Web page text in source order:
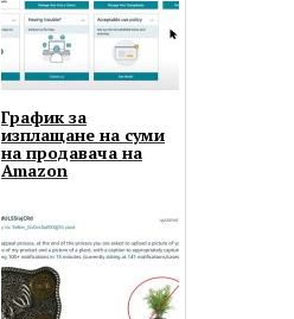
График за
изплащане на суми
на продавача на
Amazon